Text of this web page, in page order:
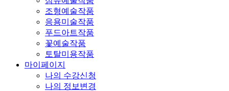
조형예술작품
응용미술작품
푸드아트작품
꽃예술작품
토탈미용작품
마이페이지
나의 수강신청
나의 정보변경